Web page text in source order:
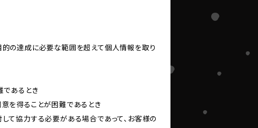
的の達成に必要な範囲を超えて個人情報を取り
であるとき
を得ることが困難であるとき
て協力する必要がある場合であって、お客様の